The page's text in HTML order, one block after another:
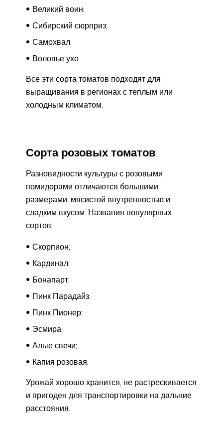
Великий воин;
Сибирский сюрприз;
Самохвал;
Воловье ухо.
Все эти сорта томатов подходят для
выращивания в регионах с теплым или
холодным климатом.
Сорта розовых томатов
Разновидности культуры с розовыми
помидорами отличаются большими
размерами, мясистой внутренностью и
сладким вкусом. Названия популярных
сортов:
Скорпион;
Кардинал;
Бонапарт;
Пинк Парадайз;
Пинк Пионер;
Эсмира;
Алые свечи;
Капия розовая.
Урожай хорошо хранится, не растрескивается
и пригоден для транспортировки на дальние
расстояния.